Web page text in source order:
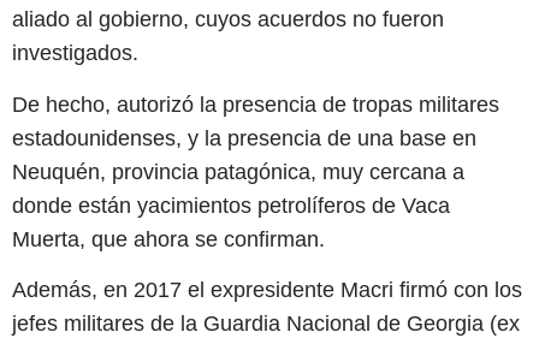
aliado al gobierno, cuyos acuerdos no fueron
investigados.
De hecho, autorizó la presencia de tropas militares
estadounidenses, y la presencia de una base en
Neuquén, provincia patagónica, muy cercana a
donde están yacimientos petrolíferos de Vaca
Muerta, que ahora se confirman.
Además, en 2017 el expresidente Macri firmó con los
jefes militares de la Guardia Nacional de Georgia (ex